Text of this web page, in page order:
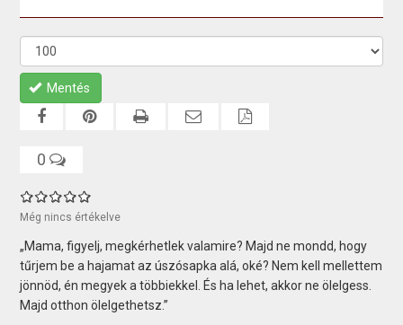
Mentés
0
Még nincs értékelve
„Mama, figyelj, megkérhetlek valamire? Majd ne mondd, hogy
tűrjem be a hajamat az úszósapka alá, oké? Nem kell mellettem
jönnöd, én megyek a többiekkel. És ha lehet, akkor ne ölelgess.
Majd otthon ölelgethetsz.”